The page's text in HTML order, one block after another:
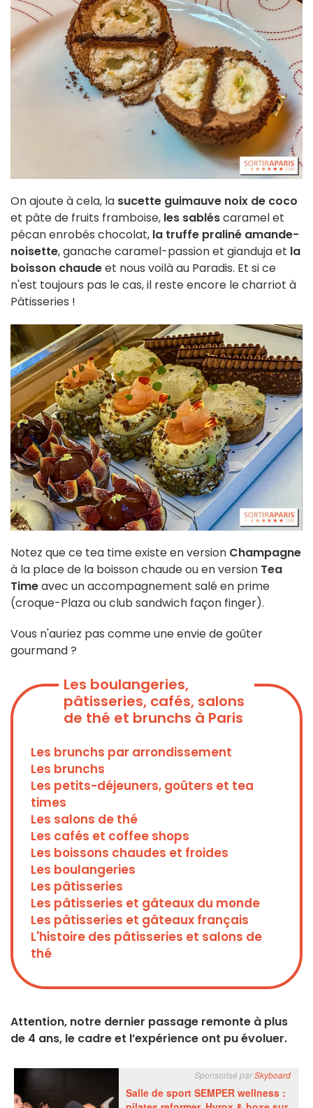
On ajoute à cela, la sucette guimauve noix de coco
et pâte de fruits framboise, les sabléscaramel et
pécan enrobés chocolat, la truffe praliné amande-
noisette, ganache caramel-passion et gianduja et la
boisson chaudeet nous voilà au Paradis. Et si ce
n'est toujours pas le cas, il reste encore le charriot à
Pâtisseries !
Notez que ce tea time existe en version Champagne
à la place de la boisson chaude ou en version Tea
Timeavec un accompagnement salé en prime
(croque-Plaza ou club sandwich façon finger).
Vous n'auriez pas comme une envie de goûter
gourmand ?
Les boulangeries,
pâtisseries, cafés, salons
de thé et brunchs à Paris
Les brunchs par arrondissement
Les brunchs
Les petits-déjeuners, goûters et tea
times
Les salons de thé
Les cafés et coffee shops
Les boissons chaudes et froides
Les boulangeries
Les pâtisseries
Les pâtisseries et gâteaux du monde
Les pâtisseries et gâteaux français
L'histoire des pâtisseries et salons de
thé
Attention, notre dernier passage remonte à plus
de 4 ans, le cadre et l’expérience ont pu évoluer.